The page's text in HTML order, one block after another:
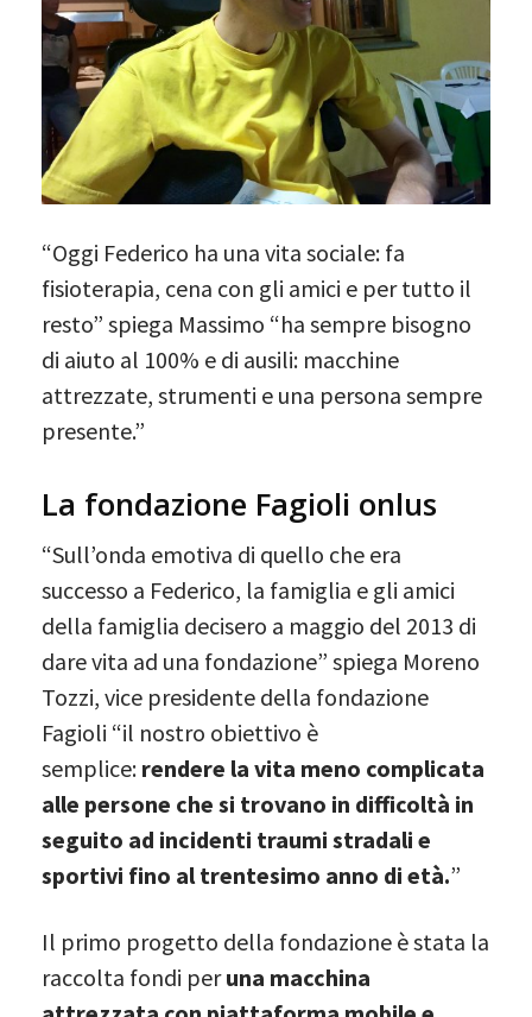
“Oggi Federico ha una vita sociale: fa
fisioterapia, cena con gli amici e per tutto il
resto” spiega Massimo “ha sempre bisogno
di aiuto al 100% e di ausili: macchine
attrezzate, strumenti e una persona sempre
presente.”
La fondazione Fagioli onlus
“Sull’onda emotiva di quello che era
successo a Federico, la famiglia e gli amici
della famiglia decisero a maggio del 2013 di
dare vita ad una fondazione” spiega Moreno
Tozzi, vice presidente della fondazione
Fagioli “il nostro obiettivo è
semplice: rendere la vita meno complicata
alle persone che si trovano in difficoltà in
seguito ad incidenti traumi stradali e
sportivi fino al trentesimo anno di età.”
Il primo progetto della fondazione è stata la
raccolta fondi peruna macchina